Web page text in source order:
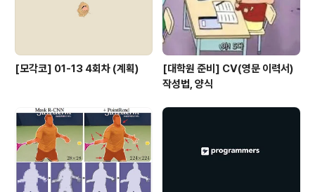
[모각코] 01-13 4회차 (계획)
[대학원 준비] CV(영문 이력서)
작성법, 양식